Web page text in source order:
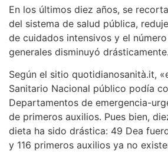
En los últimos diez años, se
del sistema de salud pública,
de cuidados intensivos y el
generales disminuyó drásticamente.
Según el sitio quotidianosanità.it,
Sanitario Nacional público podía
Departamentos de emergencia-
de primeros auxilios. Pues bien,
dieta ha sido drástica: 49 Dea
y 116 primeros auxilios ya no